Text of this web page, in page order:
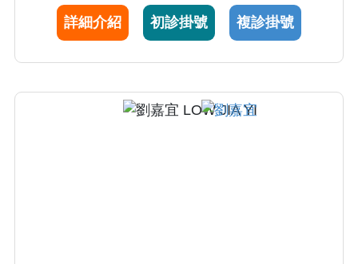
詳細介紹 初診掛號 複診掛號